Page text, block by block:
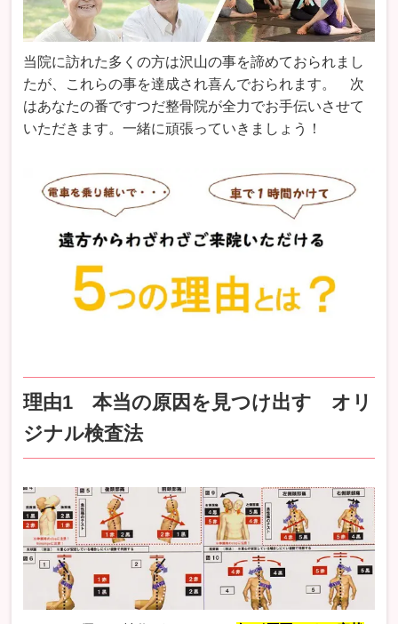
当院に訪れた多くの方は沢山の事を諦めておられまし
たが、これらの事を達成され喜んでおられます。 次
はあなたの番ですつだ整骨院が全力でお手伝いさせて
いただきます。一緒に頑張っていきましょう！
理由1 本当の原因を見つけ出す オリ
ジナル検査法